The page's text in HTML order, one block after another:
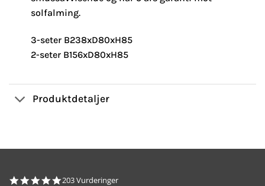
solfalming.
3-seter B238xD80xH85
2-seter B156xD80xH85
Produktdetaljer
4.8
203 Vurderinger